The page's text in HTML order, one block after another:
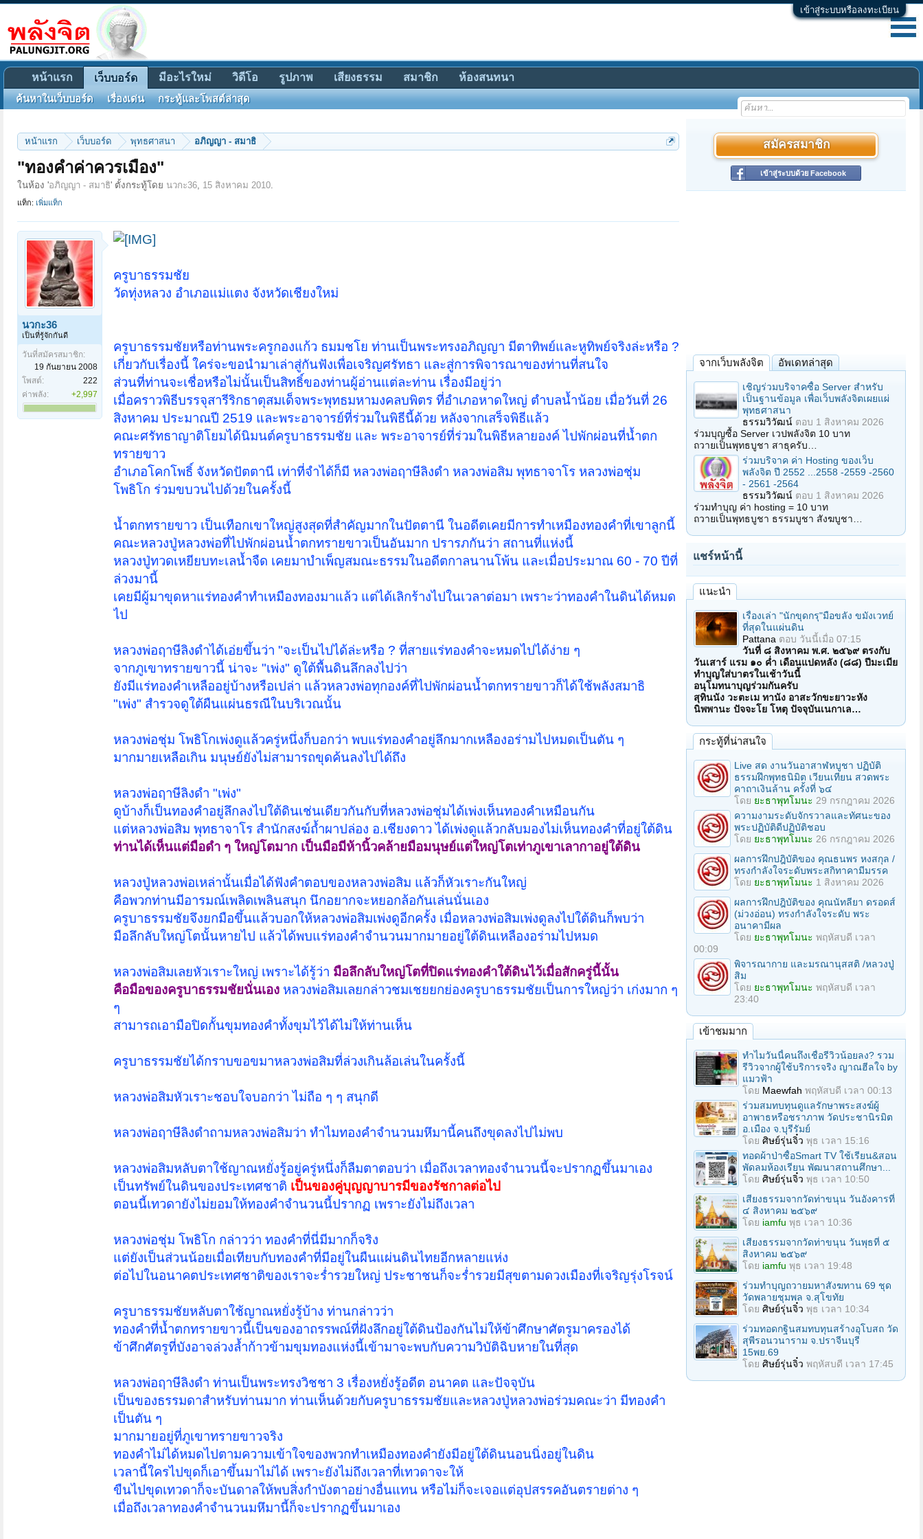
เข้าสู่ระบบหรือลงทะเบียน
หน้าแรก เว็บบอร์ด พุทธศาสนา อภิญญา - สมาธิ
"ทองคำค่าควรเมือง"
ในห้อง 'อภิญญา - สมาธิ' ตั้งกระทู้โดย นวกะ36, 15 สิงหาคม 2010.
แท็ก: เพิ่มแท็ก
นวกะ36
เป็นที่รู้จักกันดี
วันที่สมัครสมาชิก:
19 กันยายน 2008
โพสต์:
222
ค่าพลัง:
+2,997
ครูบาธรรมชัย
วัดทุ่งหลวง อำเภอแม่แตง จังหวัดเชียงใหม่
ครูบาธรรมชัยหรือท่านพระครูกองแก้ว ธมมชโย ท่านเป็นพระทรงอภิญญา มีตาทิพย์และหูทิพย์จริงล่ะหรือ ?
เกี่ยวกับเรื่องนี้ ใคร่จะขอนำมาเล่าสู่กันฟังเพื่อเจริญศรัทธา และสู่การพิจารณาของท่านที่สนใจ
ส่วนที่ท่านจะเชื่อหรือไม่นั้นเป็นสิทธิ์ของท่านผู้อ่านแต่ละท่าน เรื่องมีอยู่ว่า
เมื่อคราวพิธีบรรจุสารีริกธาตุสมเด็จพระพุทธมหามงคลบพิตร ที่อำเภอหาดใหญ่ ตำบลน้ำน้อย เมื่อวันที่ 26
สิงหาคม ประมาณปี 2519 และพระอาจารย์ที่ร่วมในพิธีนี้ด้วย หลังจากเสร็จพิธีแล้ว
คณะศรัทธาญาติโยมได้นิมนต์ครูบาธรรมชัย และ พระอาจารย์ที่ร่วมในพิธีหลายองค์ ไปพักผ่อนที่น้ำตก
ทรายขาว
อำเภอโคกโพธิ์ จังหวัดปัตตานี เท่าที่จำได้ก็มี หลวงพ่อฤาษีลิงดำ หลวงพ่อสิม พุทธาจาโร หลวงพ่อชุ่ม
โพธิโก ร่วมขบวนไปด้วยในครั้งนี้
น้ำตกทรายขาว เป็นเทือกเขาใหญ่สูงสุดที่สำคัญมากในปัตตานี ในอดีตเคยมีการทำเหมืองทองคำที่เขาลูกนี้
คณะหลวงปู่หลวงพ่อที่ไปพักผ่อนน้ำตกทรายขาวเป็นอันมาก ปรารภกันว่า สถานที่แห่งนี้
หลวงปู่ทวดเหยียบทะเลน้ำจืด เคยมาบำเพ็ญสมณะธรรมในอดีตกาลนานโพ้น และเมื่อประมาณ 60 - 70 ปีที่
ล่วงมานี้
เคยมีผู้มาขุดหาแร่ทองคำทำเหมืองทองมาแล้ว แต่ได้เลิกร้างไปในเวลาต่อมา เพราะว่าทองคำในดินได้หมด
ไป
หลวงพ่อฤาษีลิงดำได้เอ่ยขึ้นว่า "จะเป็นไปได้ล่ะหรือ ? ที่สายแร่ทองคำจะหมดไปได้ง่าย ๆ
จากภูเขาทรายขาวนี้ น่าจะ "เพ่ง" ดูใต้พื้นดินลึกลงไปว่า
ยังมีแร่ทองคำเหลืออยู่บ้างหรือเปล่า แล้วหลวงพ่อทุกองค์ที่ไปพักผ่อนน้ำตกทรายขาวก็ได้ใช้พลังสมาธิ
"เพ่ง" สำรวจดูใต้ผืนแผ่นธรณีในบริเวณนั้น
หลวงพ่อชุ่ม โพธิโกเพ่งดูแล้วครู่หนึ่งก็บอกว่า พบแร่ทองคำอยู่ลึกมากเหลืองอร่ามไปหมดเป็นตัน ๆ
มากมายเหลือเกิน มนุษย์ยังไม่สามารถขุดค้นลงไปได้ถึง
หลวงพ่อฤาษีลิงดำ "เพ่ง"
ดูบ้างก็เป็นทองคำอยู่ลึกลงไปใต้ดินเช่นเดียวกันกับที่หลวงพ่อชุ่มได้เพ่งเห็นทองคำเหมือนกัน
แต่หลวงพ่อสิม พุทธาจาโร สำนักสงฆ์ถ้ำผาปล่อง อ.เชียงดาว ได้เพ่งดูแล้วกลับมองไม่เห็นทองคำที่อยู่ใต้ดิน
ท่านได้เห็นแต่มือดำ ๆ ใหญ่โตมาก เป็นมือมีห้านิ้วคล้ายมือมนุษย์แต่ใหญ่โตเท่าภูเขาเลากาอยู่ใต้ดิน
หลวงปู่หลวงพ่อเหล่านั้นเมื่อได้ฟังคำตอบของหลวงพ่อสิม แล้วก็หัวเราะกันใหญ่
คือพวกท่านมีอารมณ์เพลิดเพลินสนุก นึกอยากจะหยอกล้อกันเล่นนั่นเอง
ครูบาธรรมชัยจึงยกมือขึ้นแล้วบอกให้หลวงพ่อสิมเพ่งดูอีกครั้ง เมื่อหลวงพ่อสิมเพ่งดูลงไปใต้ดินก็พบว่า
มือลึกลับใหญ่โตนั้นหายไป แล้วได้พบแร่ทองคำจำนวนมากมายอยู่ใต้ดินเหลืองอร่ามไปหมด
หลวงพ่อสิมเลยหัวเราะใหญ่ เพราะได้รู้ว่า มือลึกลับใหญ่โตที่ปิดแร่ทองคำใต้ดินไว้เมื่อสักครู่นี้นั้น
คือมือของครูบาธรรมชัยนั่นเอง หลวงพ่อสิมเลยกล่าวชมเชยยกย่องครูบาธรรมชัยเป็นการใหญ่ว่า เก่งมาก ๆ
ๆ
สามารถเอามือปิดกั้นขุมทองคำทั้งขุมไว้ได้ไม่ให้ท่านเห็น
ครูบาธรรมชัยได้กราบขอขมาหลวงพ่อสิมที่ล่วงเกินล้อเล่นในครั้งนี้
หลวงพ่อสิมหัวเราะชอบใจบอกว่า ไม่ถือ ๆ ๆ สนุกดี
หลวงพ่อฤาษีลิงดำถามหลวงพ่อสิมว่า ทำไมทองคำจำนวนมหึมานี้คนถึงขุดลงไปไม่พบ
หลวงพ่อสิมหลับตาใช้ญาณหยั่งรู้อยู่ครู่หนึ่งก็ลืมตาตอบว่า เมื่อถึงเวลาทองจำนวนนี้จะปรากฏขึ้นมาเอง
เป็นทรัพย์ในดินของประเทศชาติ เป็นของคู่บุญญาบารมีของรัชกาลต่อไป
ตอนนี้เทวดายังไม่ยอมให้ทองคำจำนวนนี้ปรากฏ เพราะยังไม่ถึงเวลา
หลวงพ่อชุ่ม โพธิโก กล่าวว่า ทองคำที่นี่มีมากก็จริง
แต่ยังเป็นส่วนน้อยเมื่อเทียบกับทองคำที่มีอยู่ในผืนแผ่นดินไทยอีกหลายแห่ง
ต่อไปในอนาคตประเทศชาติของเราจะร่ำรวยใหญ่ ประชาชนก็จะร่ำรวยมีสุขตามดวงเมืองที่เจริญรุ่งโรจน์
ครูบาธรรมชัยหลับตาใช้ญาณหยั่งรู้บ้าง ท่านกล่าวว่า
ทองคำที่น้ำตกทรายขาวนี้เป็นของอาถรรพณ์ที่ฝังลึกอยู่ใต้ดินป้องกันไม่ให้ข้าศึกษาศัตรูมาครองได้
ข้าศึกศัตรูที่บังอาจล่วงล้ำก้าวข้ามขุมทองแห่งนี้เข้ามาจะพบกับความวิบัติฉิบหายในที่สุด
หลวงพ่อฤาษีลิงดำ ท่านเป็นพระทรงวิชชา 3 เรื่องหยั่งรู้อดีต อนาคต และปัจจุบัน
เป็นของธรรมดาสำหรับท่านมาก ท่านเห็นด้วยกับครูบาธรรมชัยและหลวงปู่หลวงพ่อร่วมคณะว่า มีทองคำ
เป็นตัน ๆ
มากมายอยู่ที่ภูเขาทรายขาวจริง
ทองคำไม่ได้หมดไปตามความเข้าใจของพวกทำเหมืองทองคำยังมีอยู่ใต้ดินนอนนิ่งอยู่ในดิน
เวลานี้ใครไปขุดก็เอาขึ้นมาไม่ได้ เพราะยังไม่ถึงเวลาที่เทวดาจะให้
ขืนไปขุดเทวดาก็จะบันดาลให้พบสิ่งกำบังตาอย่างอื่นแทน หรือไม่ก็จะเจอแต่อุปสรรคอันตรายต่าง ๆ
เมื่อถึงเวลาทองคำจำนวนมหึมานี้ก็จะปรากฏขึ้นมาเอง
สมัครสมาชิก
เข้าสู่ระบบด้วย Facebook
จากเว็บพลังจิต อัพเดทล่าสุด
เชิญร่วมบริจาคซื้อ Server สำหรับ
เป็นฐานข้อมูล เพื่อเว็บพลังจิตเผยแผ่
พุทธศาสนา
ธรรมวิวัฒน์ ตอบ 1 สิงหาคม 2026
ร่วมบุญซื้อ Server เวปพลังจิต 10 บาท
ถวายเป็นพุทธบูชา สาธุครับ…
ร่วมบริจาค ค่า Hosting ของเว็บ
พลังจิต ปี 2552 ...2558 -2559 -2560
- 2561 -2564
ธรรมวิวัฒน์ ตอบ 1 สิงหาคม 2026
ร่วมทำบุญ ค่า hosting = 10 บาท
ถวายเป็นพุทธบูชา ธรรมบูชา สังฆบูชา…
แชร์หน้านี้
แนะนำ
เรื่องเล่า "นักขุดกรุ"มือขลัง ขมังเวทย์
ที่สุดในแผ่นดิน
Pattana ตอบ วันนี้เมื่อ 07:15
วันที่ ๘ สิงหาคม พ.ศ. ๒๕๖๙ ตรงกับ
วันเสาร์ แรม ๑๐ ค่ำ เดือนแปดหลัง (๘๘) ปีมะเมีย
ทำบุญใส่บาตรในเช้าวันนี้
อนุโมทนาบุญร่วมกันครับ
สุทินนัง วะตะเม ทานัง อาสะวักขะยาวะหัง
นิพพานะ ปัจจะโย โหตุ ปัจจุบันเนกาเล…
กระทู้ที่น่าสนใจ
Live สด งานวันอาสาฬหบูชา ปฏิบัติ
ธรรมฝึกพุทธนิมิต เวียนเทียน สวดพระ
คาถาเงินล้าน ครั้งที่ ๖๔
โดย ยะธาพุทโมนะ 29 กรกฎาคม 2026
ความงามระดับจักรวาลและทัศนะของ
พระปฏิบัติดีปฏิบัติชอบ
โดย ยะธาพุทโมนะ 26 กรกฎาคม 2026
ผลการฝึกปฎิบัติของ คุณธนพร หงสกุล /
ทรงกำลังใจระดับพระสกิทาคามีมรรค
โดย ยะธาพุทโมนะ 1 สิงหาคม 2026
ผลการฝึกปฎิบัติของ คุณนัทลียา ดรอดส์
(ม่วงอ่อน) ทรงกำลังใจระดับ พระ
อนาคามีผล
โดย ยะธาพุทโมนะ พฤหัสบดี เวลา
00:09
พิจารณากาย และมรณานุสสติ /หลวงปู่
สิม
โดย ยะธาพุทโมนะ พฤหัสบดี เวลา
23:40
เข้าชมมาก
ทำไมวันนี้คนถึงเชื่อรีวิวน้อยลง? รวม
รีวิวจากผู้ใช้บริการจริง ญาณฮีลใจ by
แมวฟ้า
โดย Maewfah พฤหัสบดี เวลา 00:13
ร่วมสมทบทุนดูแลรักษาพระสงฆ์ผู้
อาพาธหรือชราภาพ วัดประชานิรมิต
อ.เมือง จ.บุรีรัมย์
โดย ศิษย์รุ่นจิ๋ว พุธ เวลา 15:16
ทอดผ้าป่าซื้อSmart TV ใช้เรียน&สอน
พัดลมห้องเรียน พัฒนาสถานศึกษา...
โดย ศิษย์รุ่นจิ๋ว พุธ เวลา 10:50
เสียงธรรมจากวัดท่าขนุน วันอังคารที่
๔ สิงหาคม ๒๕๖๙
โดย iamfu พุธ เวลา 10:36
เสียงธรรมจากวัดท่าขนุน วันพุธที่ ๕
สิงหาคม ๒๕๖๙
โดย iamfu พุธ เวลา 19:48
ร่วมทําบุญถวายมหาสังฆทาน 69 ชุด
วัดพลายชุมพล จ.สุโขทัย
โดย ศิษย์รุ่นจิ๋ว พุธ เวลา 10:34
ร่วมทอดกฐินสมทบทุนสร้างอุโบสถ วัด
สุพีรอนวนาราม จ.ปราจีนบุรี
15พย.69
โดย ศิษย์รุ่นจิ๋ว พฤหัสบดี เวลา 17:45
หน้าแรก เว็บบอร์ด
ค้นหาในเว็บบอร์ด เรื่องเด่น กระทู้และโพสต์ล่าสุด
มีอะไรใหม่ วิดีโอ รูปภาพ เสียงธรรม สมาชิก ห้องสนทนา